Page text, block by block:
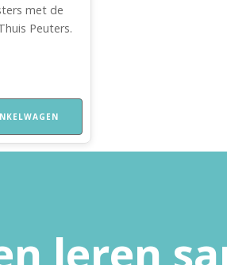
met de
Peuters.
leren